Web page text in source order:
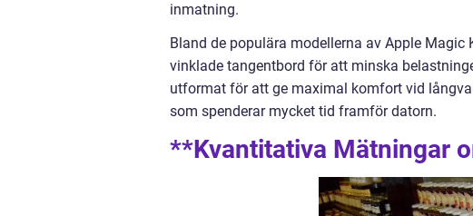
inmatning.
Bland de populära modellerna av Apple
vinklade tangentbord för att minska
utformat för att ge maximal komfort vid
som spenderar mycket tid framför datorn.
**Kvantitativa Mätningar